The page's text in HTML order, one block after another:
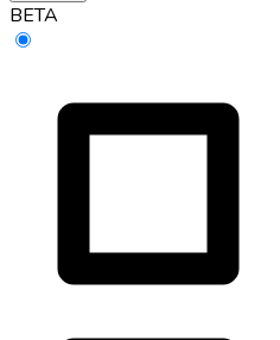
BETA